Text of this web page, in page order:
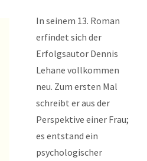
In seinem 13. Roman
erfindet sich der
Erfolgsautor Dennis
Lehane vollkommen
neu. Zum ersten Mal
schreibt er aus der
Perspektive einer Frau;
es entstand ein
psychologischer